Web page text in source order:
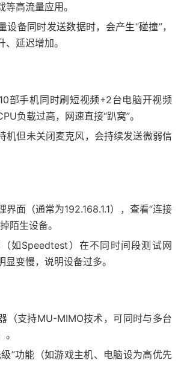
高流量应用。
设备同时发送数据时，会产生“碰撞”，
延迟增加。
部手机同时刷短视频+2台电脑开视频
负载过高，网速直接“趴窝”。
机但未关闭麦克风，会持续发送微弱信
界面（通常为192.168.1.1），查看“连接
陌生设备。
如Speedtest）在不同时间段测试网
显变慢，说明设备过多。
（支持MU-MIMO技术，可同时与多台
”功能（如游戏主机、电脑设为高优先